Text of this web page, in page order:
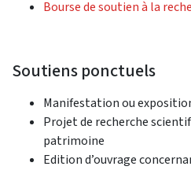
Bourse de soutien à la
Soutiens ponctuels
Manifestation ou
Projet de recherche
patrimoine
Edition d’ouvrage